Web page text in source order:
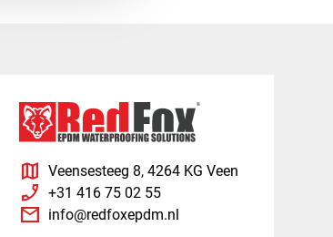
map Veensesteeg 8, 4264 KG Veen
phone_enabled +31 416 75 02 55
mail info@redfoxepdm.nl